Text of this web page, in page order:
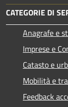
CATEGORIE DI
Anagrafe e
Imprese e
Catasto e
Mobilità e
Feedback